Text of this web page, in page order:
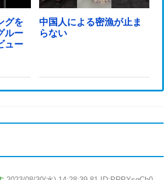
グを
ルー
ュー
中国人による密漁が止ま
らない